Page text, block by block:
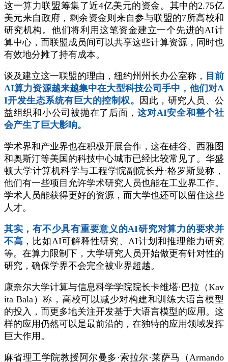
这一算力联盟筹集了近4亿美元的资金。其中的2.75亿
美元来自政府，剩余资金则来自参与联盟的7所高校和
研究机构。他们将利用这笔资金建立一个先进的AI计
算中心，而联盟成员间可以共享这些计算资源，同时也
有效地分摊了持有成本。
谈及建立这一联盟的理由，纽约州州长办公室称， 目前
AI算力资源越来越集中在大型科技公司手中，他们对A
I开发生态系统有巨大的控制权。
因此，研究人员、公
益组织和小公司被抛在了后面，这对AI安全和整个社
会产生了巨大影响。
学术界和产业界也在积极开展合作，这在硅谷、西雅图
和奥斯汀等美国的科技中心城市已经比较常见了。华盛
顿大学计算机科学与工程学院副院长丹·格罗斯曼称，
他们有一些项目允许学术研究人员也能在工业界工作。
学术人员能获得更好的资源，而大学也还可以留住这些
人才。
其实，有不少具有重要意义的AI研究对算力的要求并
不高 ，比如AI可解释性研究、AI计划和推理能力研究
等。在算力限制下，大学研究人员开始做更有针对性的
研究，确保学界不会完全被业界超越。
康奈尔大学计算与信息科学学院院长卡维塔·巴拉（Kav
ita Bala）称，高校可以减少对构建和训练大语言模型
的投入，而更多地关注开发基于大语言模型的应用。这
样的应用仍然可以是最前沿的，在独特的应用领域发挥
巨大作用。
麻省理工学院教授阿尔曼多·索拉尔·莱萨马（Armando